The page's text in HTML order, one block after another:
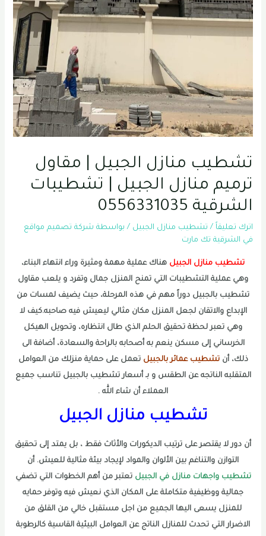
تشطيب منازل الجبيل | مقاول
ترميم منازل الجبيل | تشطيبات
الشرقية 0556331035
اترك تعليقاً / تشطيب منازل الجبيل / بواسطة شركة تصميم مواقع
في الشرقية تك مارت
تشطيب منازل الجبيل هناك عملية مهمة ومثيرة وراء انتهاء البناء،
وهي عملية التشطيبات التي تمنح المنزل جمال وتفرد و يلعب مقاول
تشطيب بالجبيل دوراً مهم في هذه المرحلة، حيث يضيف لمسات من
الإبداع والاتقان لجعل المنزل مكان مثالي ليعيش فيه صاحبه.كيف لا
وهي تعبر لحظة تحقيق الحلم الذي طال انتظاره، وتحويل الهيكل
الخرساني إلى مسكن ينعم به أصحابه بالراحة والسعادة، أضافة الى
ذلك، أنتشطيب عمائر بالجبيل تعمل على حماية منزلك من العوامل
المتقلبه الناتجه عن الطقس و بـ أسعار تشطيب بالجبيل تناسب جميع
العملاء أن شاء الله .
تشطيب منازل الجبيل
أن دور لا يقتصر على ترتيب الديكورات والأثاث فقط ، بل يمتد إلى تحقيق
التوازن والتناغم بين الألوان والمواد لإيجاد بيئة مثالية للعيش. أن
تشطيب واجهات منازل في الجبيل تعتبر من أهم الخطوات التي تضفي
جمالية ووظيفية متكاملة على المكان الذي نعيش فيه وتوفر حمايه
للمنزل يسعى اليها الجميع من اجل مستقبل خالي من القلق من
الاضرار التي تحدث للمنازل الناتج عن العوامل البيئية القاسية كالرطوبة